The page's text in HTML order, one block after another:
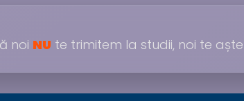
noi NU te trimitem la studii, noi te